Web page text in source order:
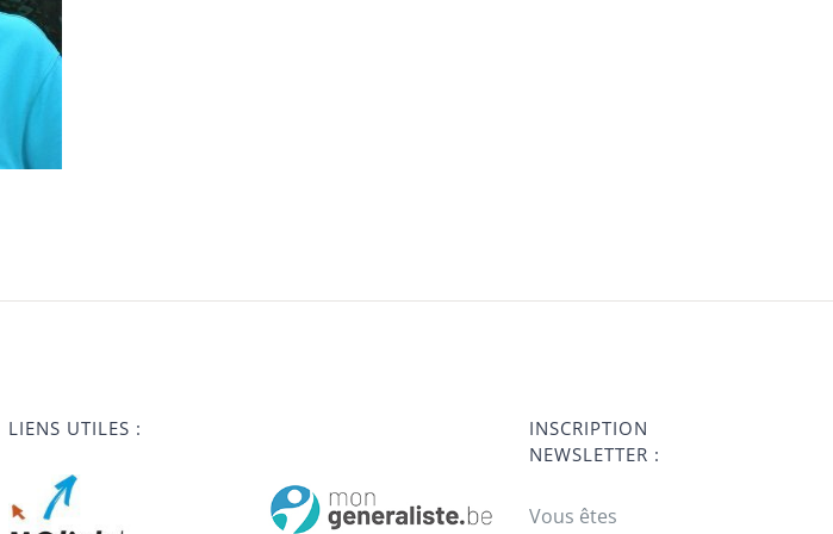
LIENS UTILES :
INSCRIPTION
NEWSLETTER :
Vous êtes